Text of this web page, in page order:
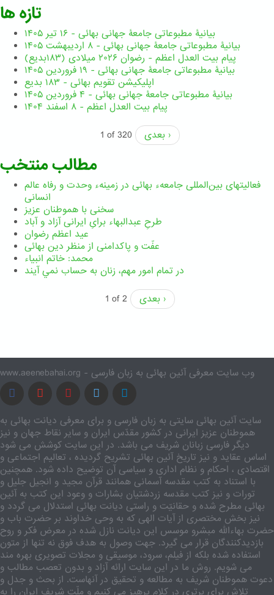
تازه ها
بیانیۀ مطبوعاتی جامعۀ جهانی بهائی - ۱۶ تیر ۱۴۰۵
بیانیۀ مطبوعاتی جامعۀ جهانی بهائی - ۸ اردیبهشت ۱۴۰۵
پیام بیت العدل اعظم - رضوان ۲۰۲۶ میلادی (۱۸۳بدیع)
بیانیۀ مطبوعاتی جامعۀ جهانی بهائی - ۱۹ فروردین ۱۴۰۵
اپلیکیشن تقویم بهائی - ۱۸۳ بدیع
بیانیۀ مطبوعاتی جامعۀ جهانی بهائی - ۴ فروردین ۱۴۰۵
پیام بیت العدل اعظم - ۸ اسفند ۱۴۰۴
1 of 320
بعدی ›
مطالب منتخب
فعالیتهای بین‌المللی جامعهء بهائی در زمینهء وحدت و رفاه عالم
انسانی
سخنی با هموطنان عزیز
طرحِ عبدالبهاء برایِ ایرانی آزاد و آباد
عید اعظم رضوان
عفّت و پاکدامنی از منظر دین بهائی
محمد: خاتم انبیاء
در تمام امور مهم،‌ زنان به حساب نمي آيند
1 of 2
بعدی ›
www.aeenebahai.org - وب سایت معرفی آئین بهائی به زبان فارسی
سایت آئین بهائی سایتی به زبان فارسی و برای معرفی دیانت بهائی به
هموطنان عزیز ایرانی در کشور مقدّس ایران و سایر نقاط جهان و نیز
دیگر فارسی زبانان شریف می باشد. در این سایت کوشش می شود
اساس عقاید و نیز تاریخ آئین بهائی تشریح گردیده ، تعالیم اجتماعی و
اقتصادی ، احکام و نظام اداری و سیاسی آن توضیح داده شود. همچنین
با استناد به کتب مقدسه آسمانی همانند قرآن مجید و انجیل جلیل و
تورات و نیز کتب مقدسه زردشتیان بشارات و وعود این کتب به آئین
بهائی مطرح شده و حقانیّت و راستی دیانت بهائی استدلال می گردد و
نیز بخش مختصری از آیات الهی که به وحی خداوند بر حضرت باب و
حضرت بهاءالله مبشرو موسس این دیانت نازل شده در معرض فکر و روح
بازدیدکنندگان قرار می گیرد. جهت وصول به هدف فوق نه تنها از متون
استفاده شده بلکه از فیلم، سرود، موسیقی و مجلات تصویری بهره مند
می شویم. روش ما در این سایت ارائه آزاد و بدون تعصب مطالب و
دعوت هموطنان شریف به مطالعه و تحقیق در آنهاست. از بحث و جدل و
تلاش برای برتری در کلام پرهیز می کنیم و ملّت شریف ایران را به